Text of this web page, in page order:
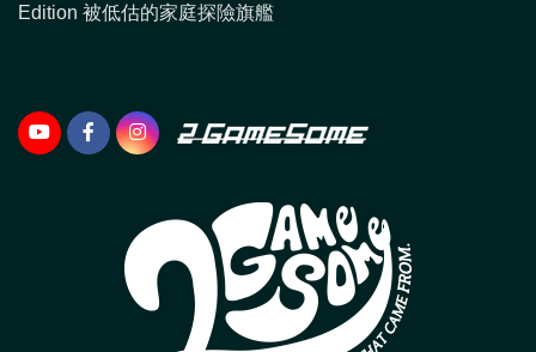
Edition 被低估的家庭探險旗艦